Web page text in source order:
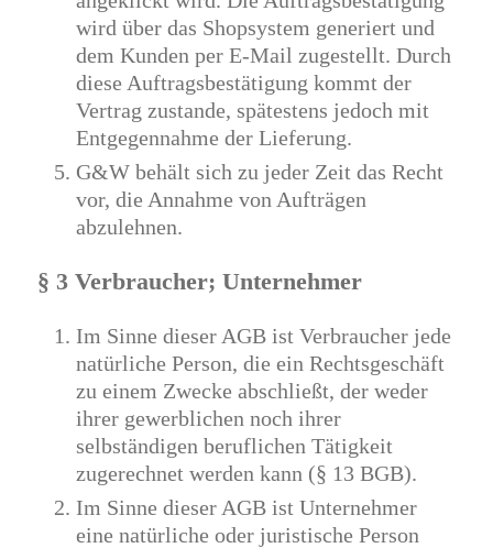
wird über das Shopsystem generiert und
dem Kunden per E-Mail zugestellt. Durch
diese Auftragsbestätigung kommt der
Vertrag zustande, spätestens jedoch mit
Entgegennahme der Lieferung.
G&W behält sich zu jeder Zeit das Recht
vor, die Annahme von Aufträgen
abzulehnen.
§ 3 Verbraucher; Unternehmer
Im Sinne dieser AGB ist Verbraucher jede
natürliche Person, die ein Rechtsgeschäft
zu einem Zwecke abschließt, der weder
ihrer gewerblichen noch ihrer
selbständigen beruflichen Tätigkeit
zugerechnet werden kann (§ 13 BGB).
Im Sinne dieser AGB ist Unternehmer
eine natürliche oder juristische Person